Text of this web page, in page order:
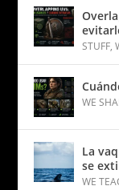
STUFF,
WE
La
se
WE